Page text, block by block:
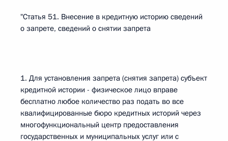
"Статья 51. Внесение в кредитную историю сведений
о запрете, сведений о снятии запрета
1. Для установления запрета (снятия запрета) субъект
кредитной истории - физическое лицо вправе
бесплатно любое количество раз подать во все
квалифицированные бюро кредитных историй через
многофункциональный центр предоставления
государственных и муниципальных услуг или с